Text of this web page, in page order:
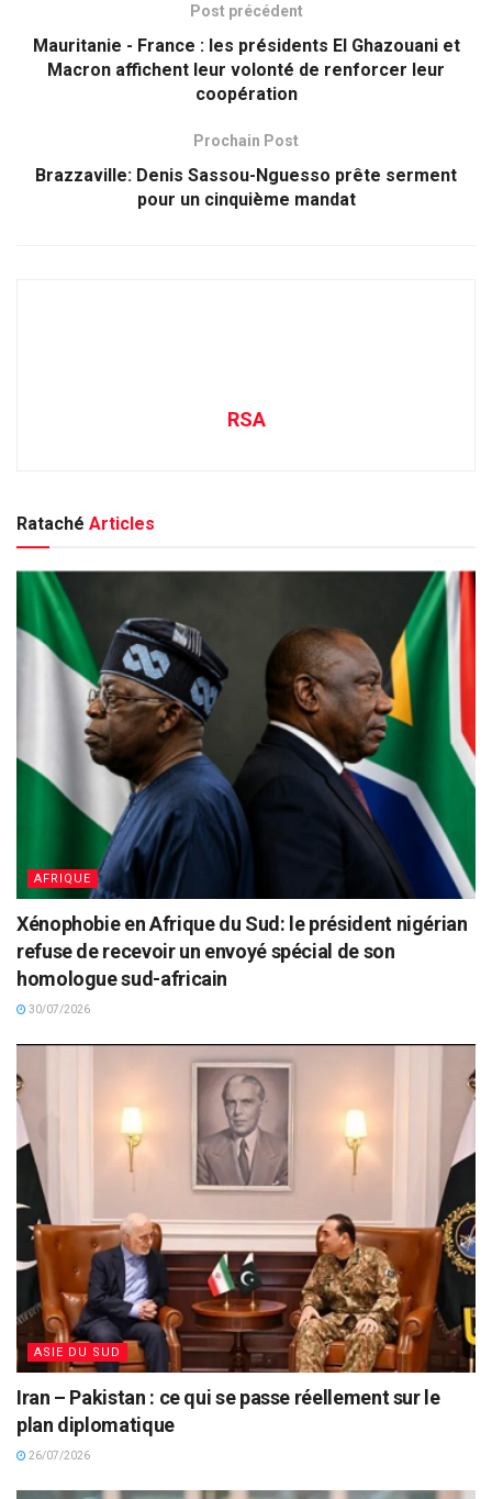
Post précédent
Mauritanie - France : les présidents El Ghazouani et
Macron affichent leur volonté de renforcer leur
coopération
Prochain Post
Brazzaville: Denis Sassou-Nguesso prête serment
pour un cinquième mandat
RSA
Rataché Articles
AFRIQUE
Xénophobie en Afrique du Sud: le président nigérian
refuse de recevoir un envoyé spécial de son
homologue sud-africain
30/07/2026
ASIE DU SUD
Iran – Pakistan : ce qui se passe réellement sur le
plan diplomatique
26/07/2026